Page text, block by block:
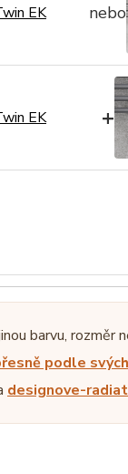
EK nebo
EK +
barvu, rozměr
podle
designove-